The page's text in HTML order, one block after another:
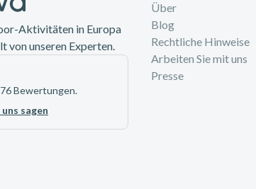
Aktivitäten in Europa
von unseren Experten.
Bewertungen.
sagen
Über
Blog
Rechtliche Hinweise
Arbeiten Sie mit uns
Presse